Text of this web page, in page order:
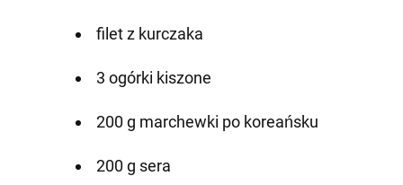
filet z kurczaka
3 ogórki kiszone
200 g marchewki po koreańsku
200 g sera